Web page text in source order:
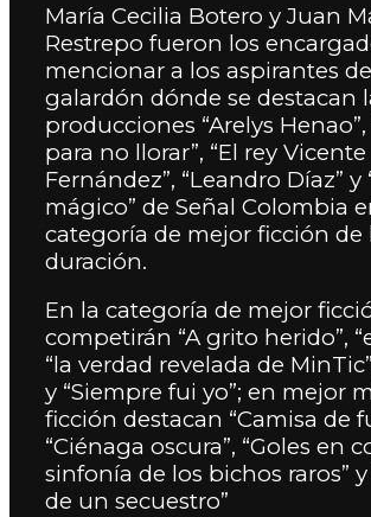
María Cecilia Botero y Juan
Restrepo fueron los
mencionar a los aspirantes
galardón dónde se destacan
producciones “Arelys
para no llorar”, “El rey Vicente
Fernández”, “Leandro Díaz”
mágico” de Señal Colombia
categoría de mejor ficción de
duración.
En la categoría de mejor
competirán “A grito herido”,
“la verdad revelada de
y “Siempre fui yo”; en mejor
ficción destacan “Camisa de
“Ciénaga oscura”, “Goles en
sinfonía de los bichos raros” y
de un secuestro”